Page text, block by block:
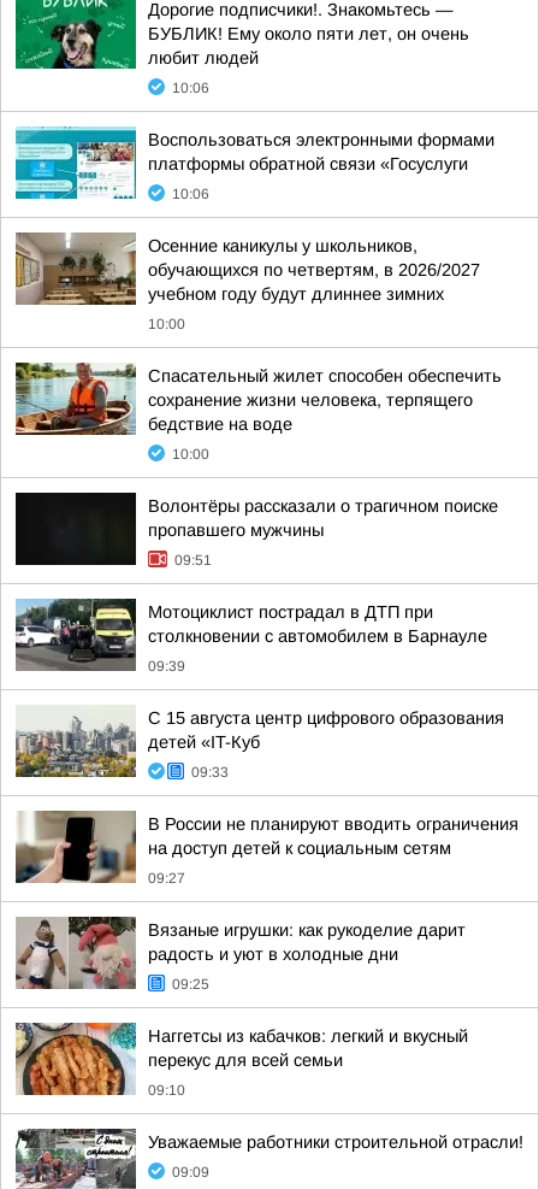
Дорогие подписчики!. Знакомьтесь —
БУБЛИК! Ему около пяти лет, он очень
любит людей
10:06
Воспользоваться электронными формами
платформы обратной связи «Госуслуги
10:06
Осенние каникулы у школьников,
обучающихся по четвертям, в 2026/2027
учебном году будут длиннее зимних
10:00
Спасательный жилет способен обеспечить
сохранение жизни человека, терпящего
бедствие на воде
10:00
Волонтёры рассказали о трагичном поиске
пропавшего мужчины
09:51
Мотоциклист пострадал в ДТП при
столкновении с автомобилем в Барнауле
09:39
С 15 августа центр цифрового образования
детей «IT-Куб
09:33
В России не планируют вводить ограничения
на доступ детей к социальным сетям
09:27
Вязаные игрушки: как рукоделие дарит
радость и уют в холодные дни
09:25
Наггетсы из кабачков: легкий и вкусный
перекус для всей семьи
09:10
Уважаемые работники строительной отрасли!
09:09